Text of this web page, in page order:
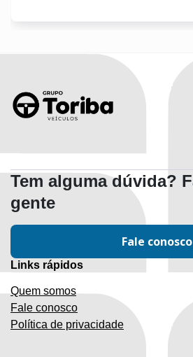
Tem alguma dúvida?
gente
Fale conosco
Links rápidos
Quem somos
Fale conosco
Política de privacidade